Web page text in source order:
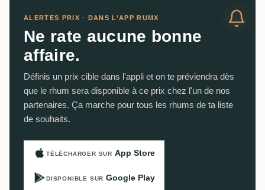
ALERTES PRIX · DANS L’APP RUMX
Ne rate aucune bonne
affaire.
Définis un prix cible dans l'appli et on te préviendra dès
que le rhum sera disponible à ce prix chez l'un de nos
partenaires. Ça marche pour tous les rhums de ta liste
de souhaits.
TÉLÉCHARGER SUR App Store
DISPONIBLE SUR Google Play